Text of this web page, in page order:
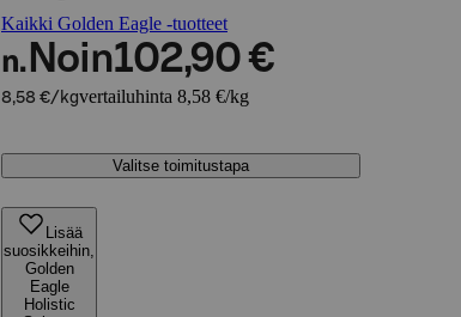
Kaikki Golden Eagle -tuotteet
n. Noin102,90 €
8,58 €/kgvertailuhinta 8,58 €/kg
Valitse toimitustapa
Lisää
suosikkeihin,
Golden
Eagle
Holistic